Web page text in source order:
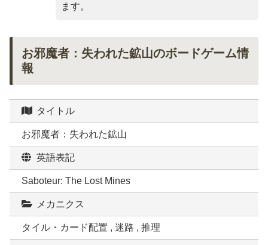
ます。
お邪魔者：失われた鉱山のボードゲーム情
報
タイトル
お邪魔者：失われた鉱山
英語表記
Saboteur: The Lost Mines
メカニクス
タイル・カード配置 , 迷路 , 推理